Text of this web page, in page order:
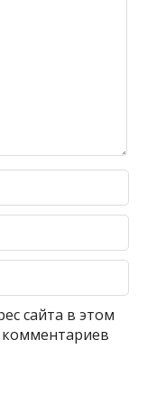
сайта в этом